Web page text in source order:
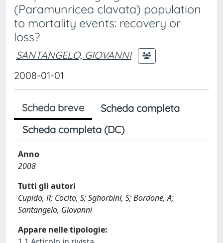
(Paramunricea clavata) population
to mortality events: recovery or
loss?
SANTANGELO, GIOVANNI
2008-01-01
Scheda breve
Scheda completa
Scheda completa (DC)
Anno
2008
Tutti gli autori
Cupido, R; Cocito, S; Sghorbini, S; Bordone, A;
Santangelo, Giovanni
Appare nelle tipologie: